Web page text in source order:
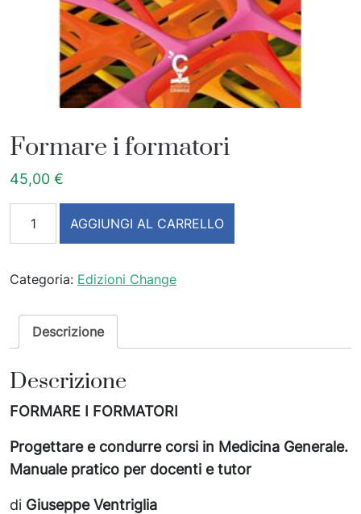
Formare i formatori
45,00 €
AGGIUNGI AL CARRELLO
Categoria: Edizioni Change
Descrizione
Descrizione
FORMARE I FORMATORI
Progettare e condurre corsi in Medicina Generale.
Manuale pratico per docenti e tutor
di Giuseppe Ventriglia